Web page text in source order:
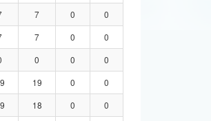
7 0
0
7 0
0
0 0
0
19 0
0
18 0
0